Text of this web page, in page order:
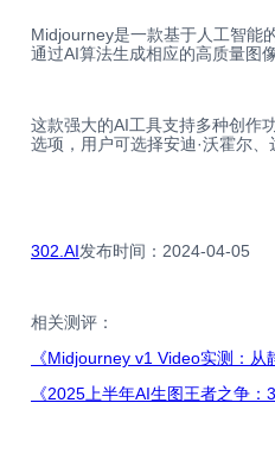
Midjourney是一款基于人工智能
通过AI算法生成相应的高质量图
这款强大的AI工具支持多种创作
选项，用户可选择安迪·沃霍尔
302.AI发布时间：2024-04-05
相关测评：
《Midjourney v1 Video实测：
《2025上半年AI生图王者之争